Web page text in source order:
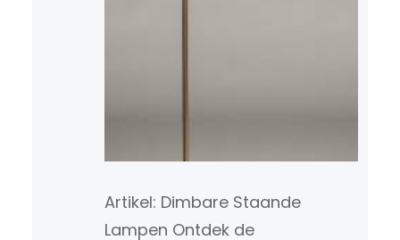
Artikel: Dimbare Staande
Lampen Ontdek de